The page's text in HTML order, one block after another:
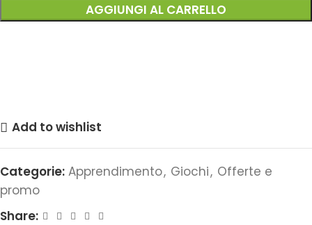
AGGIUNGI AL CARRELLO
Add to wishlist
Categorie: Apprendimento, Giochi, Offerte e
promo
Share: